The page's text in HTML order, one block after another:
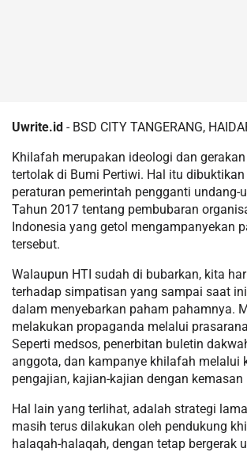
Uwrite.id - BSD CITY TANGERANG,
Khilafah merupakan ideologi dan
tertolak di Bumi Pertiwi. Hal itu dibuktikan
peraturan pemerintah pengganti undang-
Tahun 2017 tentang pembubaran
Indonesia yang getol mengampanyekan
tersebut.
Walaupun HTI sudah di bubarkan, kita
terhadap simpatisan yang sampai saat
dalam menyebarkan paham pahamnya.
melakukan propaganda melalui
Seperti medsos, penerbitan buletin
anggota, dan kampanye khilafah melalui
pengajian, kajian-kajian dengan kemasan
Hal lain yang terlihat, adalah strategi
masih terus dilakukan oleh pendukung
halaqah-halaqah, dengan tetap bergerak